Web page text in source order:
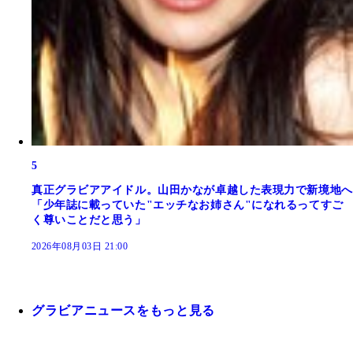
5
真正グラビアアイドル。山田かなが卓越した表現力で新境地へ
「少年誌に載っていた"エッチなお姉さん"になれるってすご
く尊いことだと思う」
2026年08月03日 21:00
グラビアニュースをもっと見る